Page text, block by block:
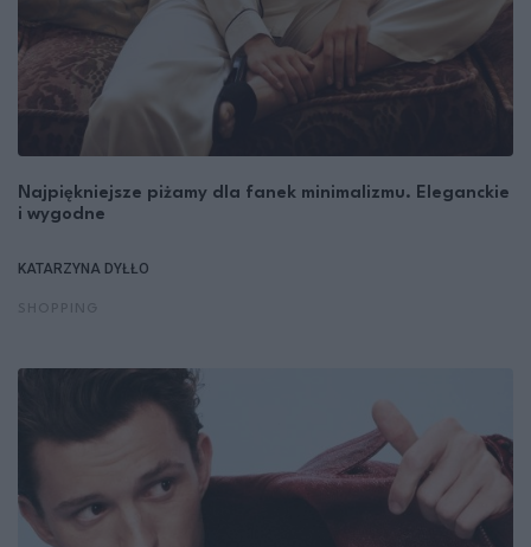
Najpiękniejsze piżamy dla fanek minimalizmu. Eleganckie
i wygodne
KATARZYNA DYŁŁO